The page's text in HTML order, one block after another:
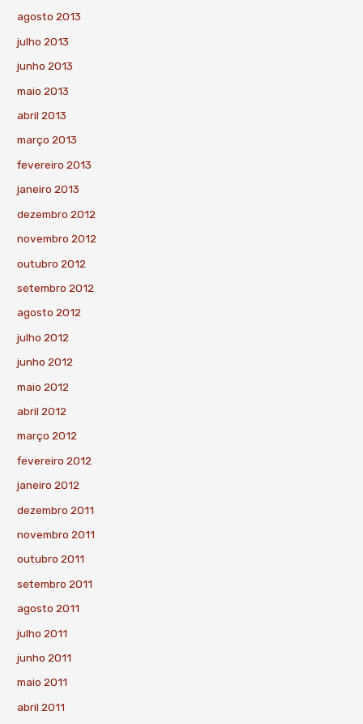
agosto 2013
julho 2013
junho 2013
maio 2013
abril 2013
março 2013
fevereiro 2013
janeiro 2013
dezembro 2012
novembro 2012
outubro 2012
setembro 2012
agosto 2012
julho 2012
junho 2012
maio 2012
abril 2012
março 2012
fevereiro 2012
janeiro 2012
dezembro 2011
novembro 2011
outubro 2011
setembro 2011
agosto 2011
julho 2011
junho 2011
maio 2011
abril 2011